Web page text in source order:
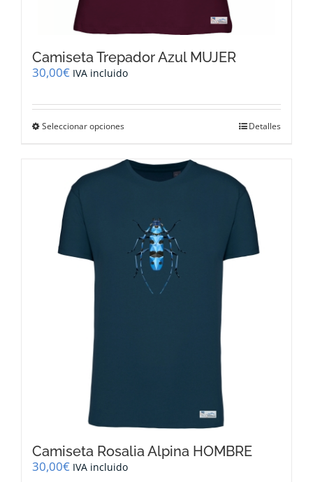
Camiseta Trepador Azul MUJER
30,00€ IVA incluido
Seleccionar opciones
múltiples
variantes.
se
pueden
elegir
en
página
Detalles
Camiseta Rosalia Alpina HOMBRE
30,00€ IVA incluido